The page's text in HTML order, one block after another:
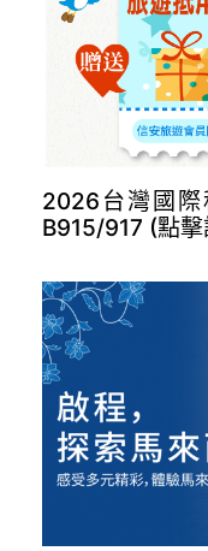
2026台灣國
B915/917 (點擊